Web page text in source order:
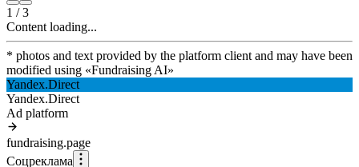
1 /3
Content loading...
* photos and text provided by the platform client and may have been
modified using «Fundraising AI»
Yandex.Direct
Yandex.Direct
Ad platform
fundraising.page
Соцреклама